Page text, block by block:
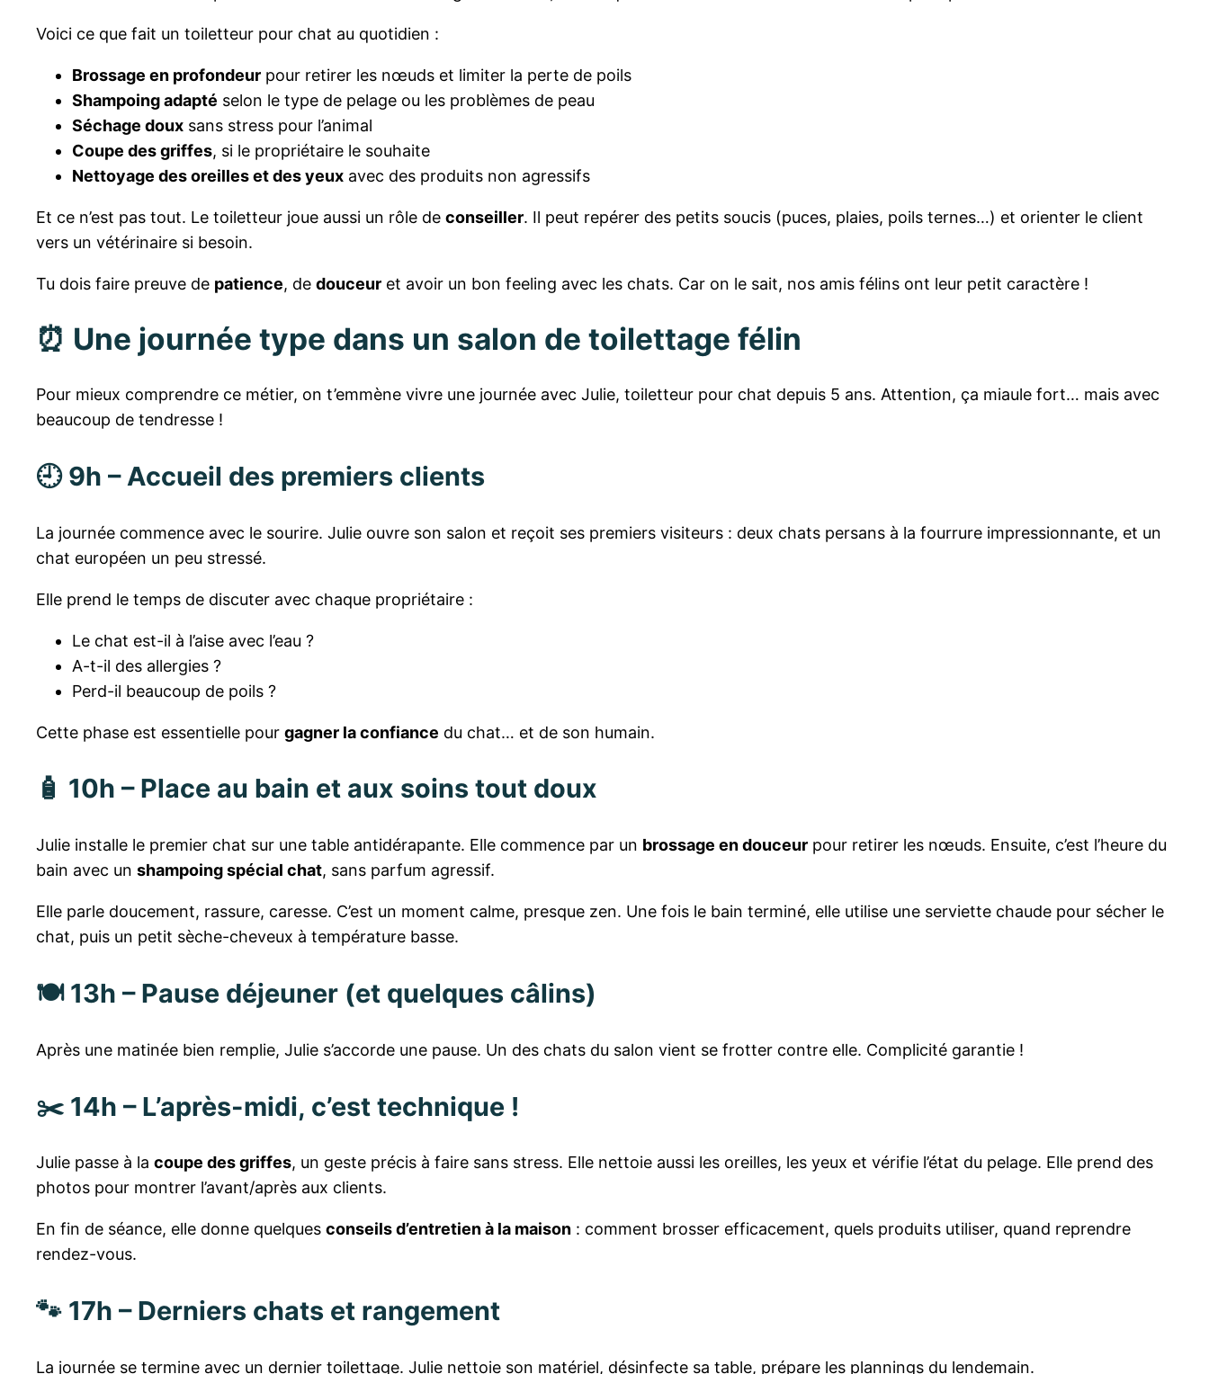
Voici ce que fait un toiletteur pour chat au quotidien :
Brossage en profondeur pour retirer les nœuds et limiter la perte de poils
Shampoing adapté selon le type de pelage ou les problèmes de peau
Séchage doux sans stress pour l’animal
Coupe des griffes, si le propriétaire le souhaite
Nettoyage des oreilles et des yeux avec des produits non agressifs
Et ce n’est pas tout. Le toiletteur joue aussi un rôle de conseiller. Il peut repérer des petits soucis (puces, plaies, poils ternes…) et orienter le client
vers un vétérinaire si besoin.
Tu dois faire preuve de patience, de douceur et avoir un bon feeling avec les chats. Car on le sait, nos amis félins ont leur petit caractère !
⏰ Une journée type dans un salon de toilettage félin
Pour mieux comprendre ce métier, on t’emmène vivre une journée avec Julie, toiletteur pour chat depuis 5 ans. Attention, ça miaule fort… mais avec
beaucoup de tendresse !
🕘 9h – Accueil des premiers clients
La journée commence avec le sourire. Julie ouvre son salon et reçoit ses premiers visiteurs : deux chats persans à la fourrure impressionnante, et un
chat européen un peu stressé.
Elle prend le temps de discuter avec chaque propriétaire :
Le chat est-il à l’aise avec l’eau ?
A-t-il des allergies ?
Perd-il beaucoup de poils ?
Cette phase est essentielle pour gagner la confiance du chat… et de son humain.
🧴 10h – Place au bain et aux soins tout doux
Julie installe le premier chat sur une table antidérapante. Elle commence par un brossage en douceur pour retirer les nœuds. Ensuite, c’est l’heure du
bain avec un shampoing spécial chat, sans parfum agressif.
Elle parle doucement, rassure, caresse. C’est un moment calme, presque zen. Une fois le bain terminé, elle utilise une serviette chaude pour sécher le
chat, puis un petit sèche-cheveux à température basse.
🍽️ 13h – Pause déjeuner (et quelques câlins)
Après une matinée bien remplie, Julie s’accorde une pause. Un des chats du salon vient se frotter contre elle. Complicité garantie !
✂️ 14h – L’après-midi, c’est technique !
Julie passe à la coupe des griffes, un geste précis à faire sans stress. Elle nettoie aussi les oreilles, les yeux et vérifie l’état du pelage. Elle prend des
photos pour montrer l’avant/après aux clients.
En fin de séance, elle donne quelques conseils d’entretien à la maison : comment brosser efficacement, quels produits utiliser, quand reprendre
rendez-vous.
🐾 17h – Derniers chats et rangement
La journée se termine avec un dernier toilettage. Julie nettoie son matériel, désinfecte sa table, prépare les plannings du lendemain.